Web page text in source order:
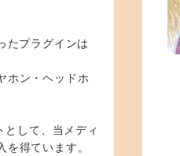
たプラグインは
ホン・ヘッドホ
して、当メディ
を得ています。